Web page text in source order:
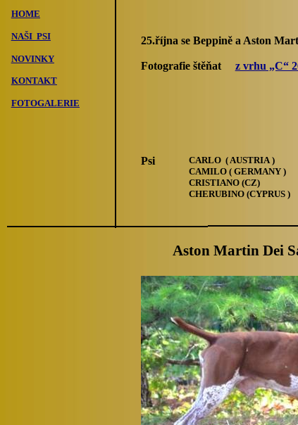
HOME
NAŠI PSI
NOVINKY
KONTAKT
FOTOGALERIE
25.října se Beppině a Aston
Fotografie štěňat z vrhu „C“
Aston Martin Dei
CARLO ( AUSTRIA)
CAMILO ( GERMANY )
CRISTIANO (CZ)
CHERUBINO (CYPRUS )
Psi